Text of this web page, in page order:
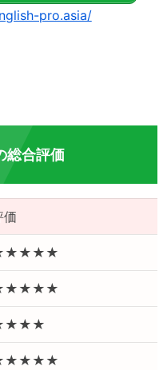
pro.asia/
総合評価
価